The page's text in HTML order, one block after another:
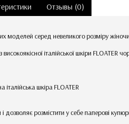
Отзывы (0)
моделей серед невеликого розміру
італійської шкіри FLOATER
італійська шкіра FLOATER
дозволяє розмістити у себе паперові